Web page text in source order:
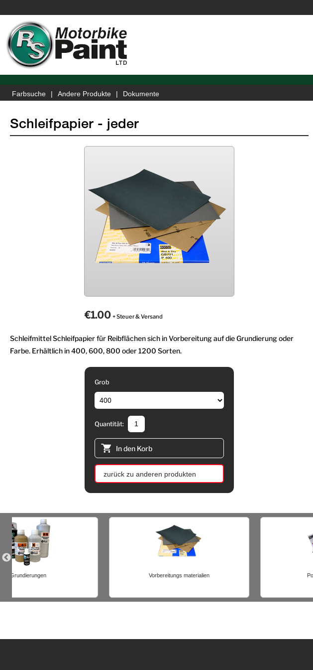
Farbsuche Andere Produkte Dokumente
Schleifpapier - jeder
€1.00 + Steuer & Versand
Schleifmittel Schleifpapier für Reibflächen sich in Vorbereitung auf die Grundierung oder
Farbe. Erhältlich in 400, 600, 800 oder 1200 Sorten.
Grob
Quantität:
In den Korb
zurück zu anderen produkten